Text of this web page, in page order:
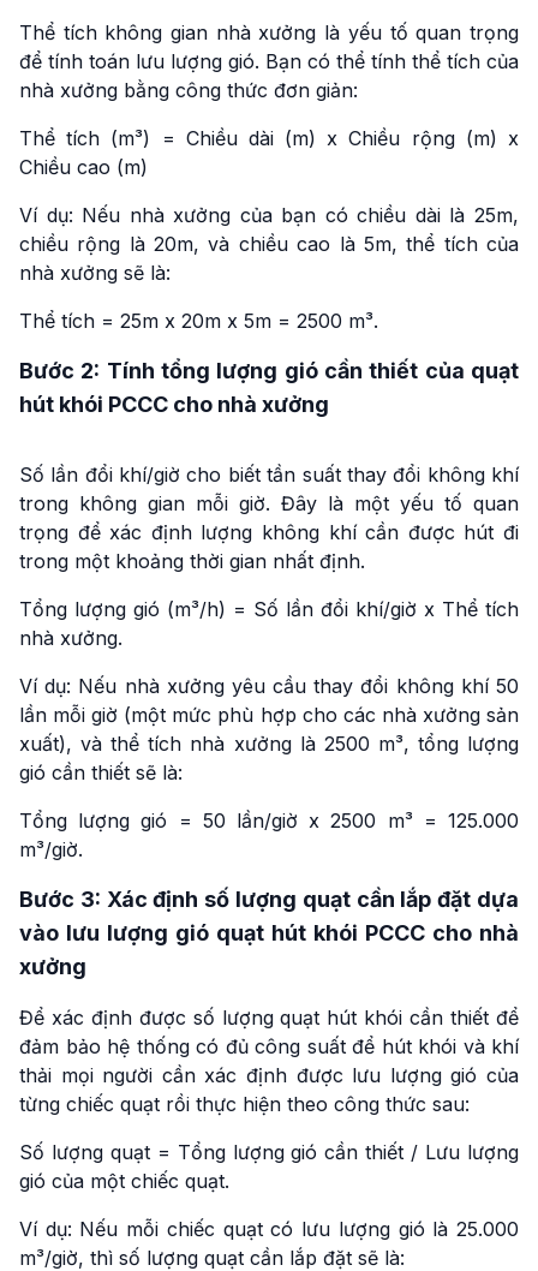
Thể tích không gian nhà xưởng là yếu tố quan trọng
để tính toán lưu lượng gió. Bạn có thể tính thể tích của
nhà xưởng bằng công thức đơn giản:
Thể tích (m³) = Chiều dài (m) x Chiều rộng (m) x
Chiều cao (m)
Ví dụ: Nếu nhà xưởng của bạn có chiều dài là 25m,
chiều rộng là 20m, và chiều cao là 5m, thể tích của
nhà xưởng sẽ là:
Thể tích = 25m x 20m x 5m = 2500 m³.
Bước 2: Tính tổng lượng gió cần thiết của quạt
hút khói PCCC cho nhà xưởng
Số lần đổi khí/giờ cho biết tần suất thay đổi không khí
trong không gian mỗi giờ. Đây là một yếu tố quan
trọng để xác định lượng không khí cần được hút đi
trong một khoảng thời gian nhất định.
Tổng lượng gió (m³/h) = Số lần đổi khí/giờ x Thể tích
nhà xưởng.
Ví dụ: Nếu nhà xưởng yêu cầu thay đổi không khí 50
lần mỗi giờ (một mức phù hợp cho các nhà xưởng sản
xuất), và thể tích nhà xưởng là 2500 m³, tổng lượng
gió cần thiết sẽ là:
Tổng lượng gió = 50 lần/giờ x 2500 m³ = 125.000
m³/giờ.
Bước 3: Xác định số lượng quạt cần lắp đặt dựa
vào lưu lượng gió quạt hút khói PCCC cho nhà
xưởng
Để xác định được số lượng quạt hút khói cần thiết để
đảm bảo hệ thống có đủ công suất để hút khói và khí
thải mọi người cần xác định được lưu lượng gió của
từng chiếc quạt rồi thực hiện theo công thức sau:
Số lượng quạt = Tổng lượng gió cần thiết / Lưu lượng
gió của một chiếc quạt.
Ví dụ: Nếu mỗi chiếc quạt có lưu lượng gió là 25.000
m³/giờ, thì số lượng quạt cần lắp đặt sẽ là: